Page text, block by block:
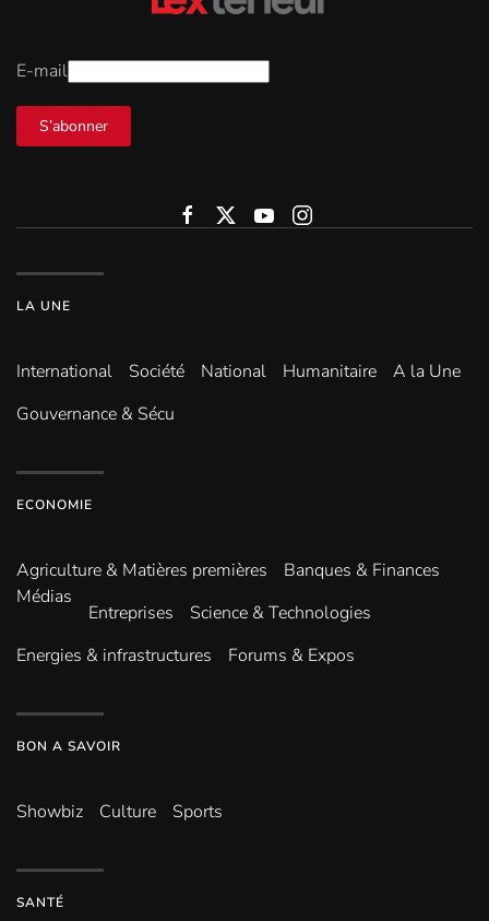
E-mail
S’abonner
LA UNE
International Société National Humanitaire
A la Une
Gouvernance & Sécu
ECONOMIE
Agriculture & Matières premières
Banques & Finances
Médias
Entreprises
Science & Technologies
Energies & infrastructures
Forums & Expos
BON A SAVOIR
Showbiz Culture Sports
SANTÉ